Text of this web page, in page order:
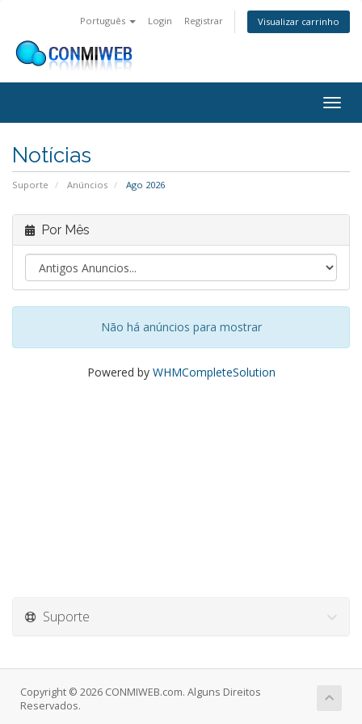
Português Login Registrar Visualizar carrinho
Notícias
Suporte Anúncios Ago 2026
Por Mês
Não há anúncios para mostrar
Powered by WHMCompleteSolution
Suporte
Copyright © 2026 CONMIWEB.com. Alguns Direitos
Reservados.